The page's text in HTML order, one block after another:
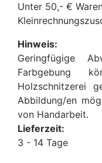
Unter 50,- €
Hinweis:
Geringfügige
Farbgebung
Holzschnitzerei
Abbildung/en
von Handarbeit.
Lieferzeit:
3 - 14 Tage